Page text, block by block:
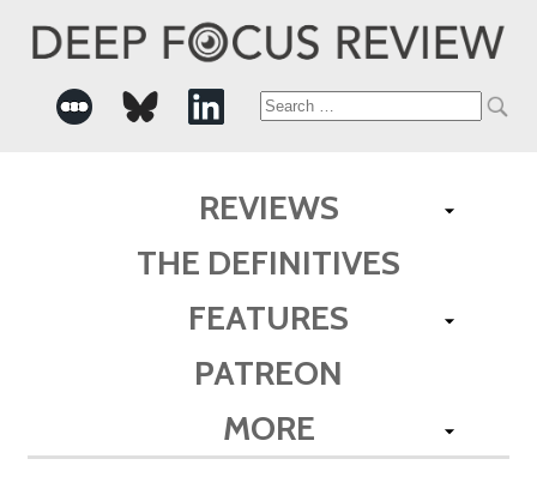
Search
REVIEWS
THE DEFINITIVES
FEATURES
PATREON
MORE